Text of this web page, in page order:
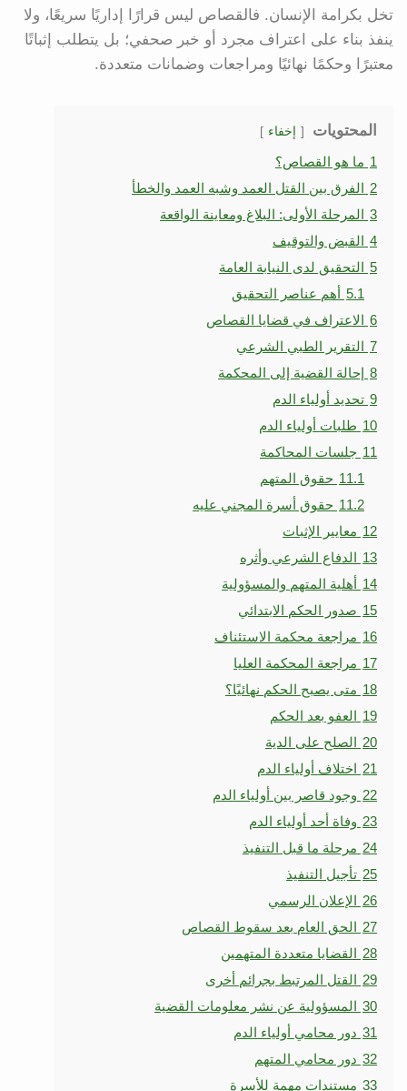
تخل بكرامة الإنسان. فالقصاص ليس قرارًا إداريًا سريعًا، ولا
ينفذ بناء على اعتراف مجرد أو خبر صحفي؛ بل يتطلب إثباتًا
معتبرًا وحكمًا نهائيًا ومراجعات وضمانات متعددة.
المحتويات إخفاء
1 ما هو القصاص؟
2 الفرق بين القتل العمد وشبه العمد والخطأ
3 المرحلة الأولى: البلاغ ومعاينة الواقعة
4 القبض والتوقيف
5 التحقيق لدى النيابة العامة
5.1 أهم عناصر التحقيق
6 الاعتراف في قضايا القصاص
7 التقرير الطبي الشرعي
8 إحالة القضية إلى المحكمة
9 تحديد أولياء الدم
10 طلبات أولياء الدم
11 جلسات المحاكمة
11.1 حقوق المتهم
11.2 حقوق أسرة المجني عليه
12 معايير الإثبات
13 الدفاع الشرعي وأثره
14 أهلية المتهم والمسؤولية
15 صدور الحكم الابتدائي
16 مراجعة محكمة الاستئناف
17 مراجعة المحكمة العليا
18 متى يصبح الحكم نهائيًا؟
19 العفو بعد الحكم
20 الصلح على الدية
21 اختلاف أولياء الدم
22 وجود قاصر بين أولياء الدم
23 وفاة أحد أولياء الدم
24 مرحلة ما قبل التنفيذ
25 تأجيل التنفيذ
26 الإعلان الرسمي
27 الحق العام بعد سقوط القصاص
28 القضايا متعددة المتهمين
29 القتل المرتبط بجرائم أخرى
30 المسؤولية عن نشر معلومات القضية
31 دور محامي أولياء الدم
32 دور محامي المتهم
33 مستندات مهمة للأسرة